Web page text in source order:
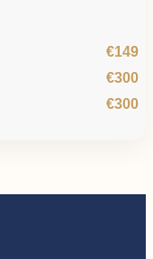
€149
€300
€300